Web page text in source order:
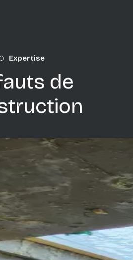
Expertise
de